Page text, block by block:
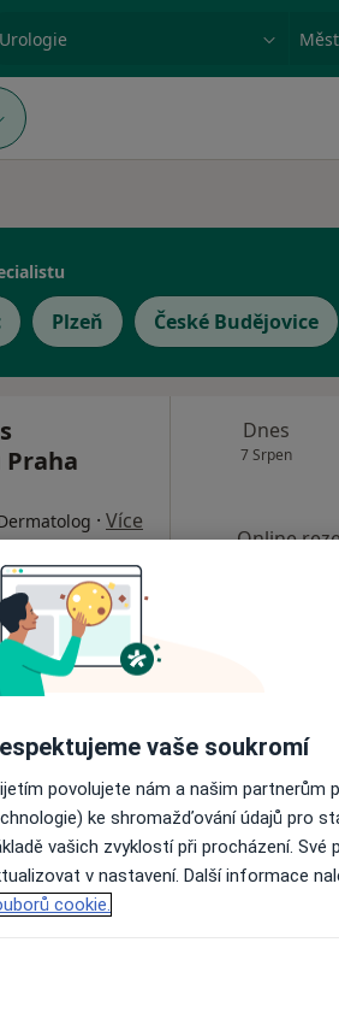
Plzeň České Budějovice
· Více
Dnes
7 Srpen
Online
Chirurg·
•Mapa
Dnes
Online
vaše soukromí
povolujete nám a našim partnerům
ke shromažďování údajů pro
vašich zvyklostí při procházení.
v nastavení. Další informace
cookie.